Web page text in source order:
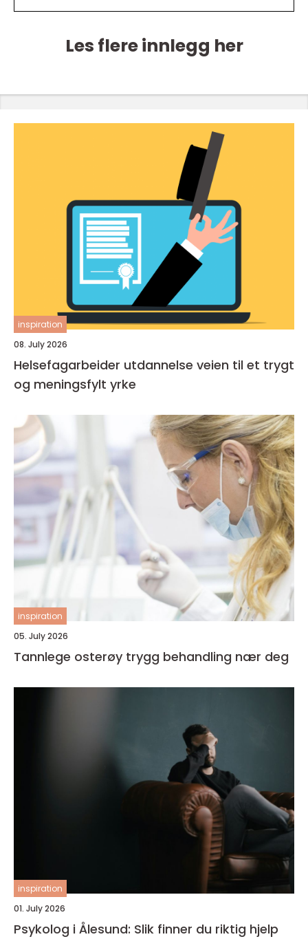
Les flere innlegg her
inspiration
08. July 2026
Helsefagarbeider utdannelse veien til et trygt
og meningsfylt yrke
inspiration
05. July 2026
Tannlege osterøy trygg behandling nær deg
inspiration
01. July 2026
Psykolog i Ålesund: Slik finner du riktig hjelp